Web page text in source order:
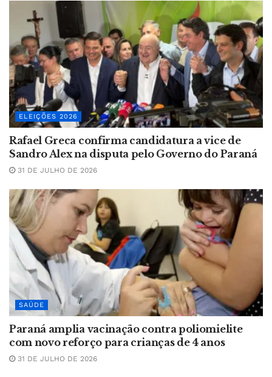
ELEIÇÕES 2026
Rafael Greca confirma candidatura a vice de
Sandro Alex na disputa pelo Governo do Paraná
31 DE JULHO DE 2026
SAÚDE
Paraná amplia vacinação contra poliomielite
com novo reforço para crianças de 4 anos
31 DE JULHO DE 2026